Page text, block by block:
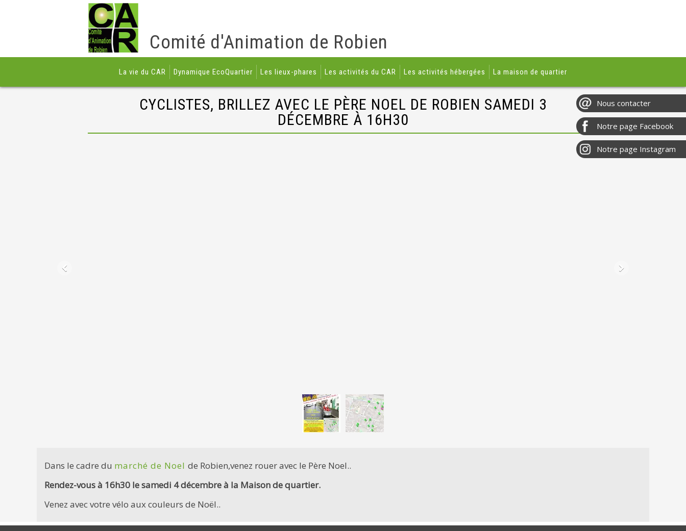
Comité d'Animation de Robien
La vie du CAR Dynamique EcoQuartier Les lieux-phares Les activités du CAR Les activités hébergées La maison de quartier
CYCLISTES, BRILLEZ AVEC LE PÈRE NOEL DE ROBIEN SAMEDI 3
DÉCEMBRE À 16H30
Dans le cadre du marché de Noel de Robien,venez rouer avec le Père Noel..
Rendez-vous à 16h30 le samedi 4 décembre à la Maison de quartier.
Venez avec votre vélo aux couleurs de Noël..